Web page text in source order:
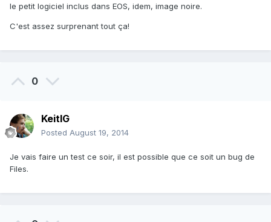
le petit logiciel inclus dans EOS, idem, image noire.
C'est assez surprenant tout ça!
0
KeitIG
Posted August 19, 2014
Je vais faire un test ce soir, il est possible que ce soit un bug de
Files.